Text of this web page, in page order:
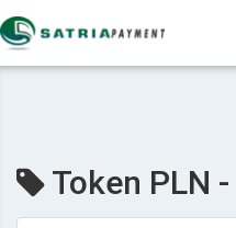
Token PLN